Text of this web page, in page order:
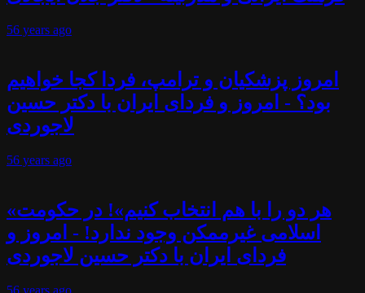
56 years ago
امروز پزشکیان و ترامپ، فردا کجا خواهیم
بود؟ - امروز و فردای ایران با دکتر حسین
لاجوردی
56 years ago
«هر دو را با هم انتخاب کنیم»! در حکومت
اسلامی غیرممکن وجود ندارد! - امروز و
فردای ایران با دکتر حسین لاجوردی
56 years ago